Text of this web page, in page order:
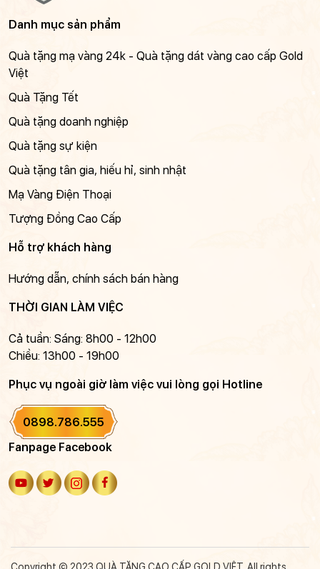
Danh mục sản phẩm
Quà tặng mạ vàng 24k - Quà tặng dát vàng cao cấp Gold
Việt
Quà Tặng Tết
Quà tặng doanh nghiệp
Quà tặng sự kiện
Quà tặng tân gia, hiếu hỉ, sinh nhật
Mạ Vàng Điện Thoại
Tượng Đồng Cao Cấp
Hỗ trợ khách hàng
Hướng dẫn, chính sách bán hàng
THỜI GIAN LÀM VIỆC
Cả tuần: Sáng: 8h00 - 12h00
Chiều: 13h00 - 19h00
Phục vụ ngoài giờ làm việc vui lòng gọi Hotline
0898.786.555
Fanpage Facebook
Copyright © 2023 QUÀ TẶNG CAO CẤP GOLD VIỆT. All rights